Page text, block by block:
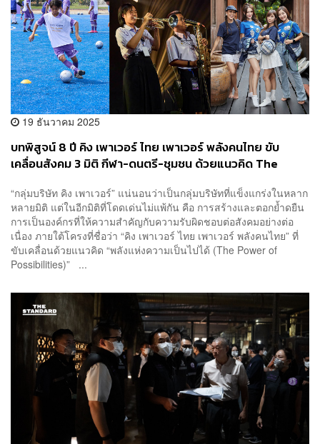
19 ธันวาคม 2025
บทพิสูจน์ 8 ปี คิง เพาเวอร์ ไทย เพาเวอร์ พลังคนไทย ขับ
เคลื่อนสังคม 3 มิติ กีฬา-ดนตรี-ชุมชน ด้วยแนวคิด The
“กลุ่มบริษัท คิง เพาเวอร์” แน่นอนว่าเป็นกลุ่มบริษัทที่แข็งแกร่งในหลาก
หลายมิติ แต่ในอีกมิติที่โดดเด่นไม่แพ้กัน คือ การสร้างและตอกย้ำดยืน
การเป็นองค์กรที่ให้ความสำคัญกับความรับผิดชอบต่อสังคมอย่างต่อ
เนื่อง ภายใต้โครงที่ชื่อว่า “คิง เพาเวอร์ ไทย เพาเวอร์ พลังคนไทย” ที่
ขับเคลื่อนด้วยแนวคิด “พลังแห่งความเป็นไปได้ (The Power of
Possibilities)” ...